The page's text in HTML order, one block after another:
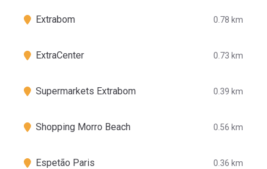
Extrabom 0.78 km
ExtraCenter 0.73 km
Supermarkets Extrabom 0.39 km
Shopping Morro Beach 0.56 km
Espetão Paris 0.36 km